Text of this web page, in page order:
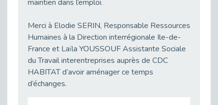
Publié le 29/04/2026
28 avril : Agir ensemble pour une culture de prévention au travail
Publié le 27/04/2026
Mobilisation pour l’alternance et le handicap
Publié le 24/04/2026
maintien dans l’emploi.
Merci à Elodie SERIN, Responsable Ressources
Humaines à la Direction interrégionale Ile-de-
France et Laïla YOUSSOUF Assistante Sociale
du Travail interentreprises auprès de CDC
HABITAT d’avoir aménager ce temps
d’échanges.